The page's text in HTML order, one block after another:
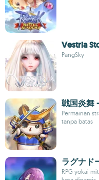
Vestria
PangSky
戦国炎舞
Permainan
tanpa batas
ラグナド
RPG yokai